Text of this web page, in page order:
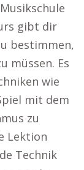
gibt dir
bestimmen,
müssen. Es
wie
mit dem
zu
Lektion
Technik